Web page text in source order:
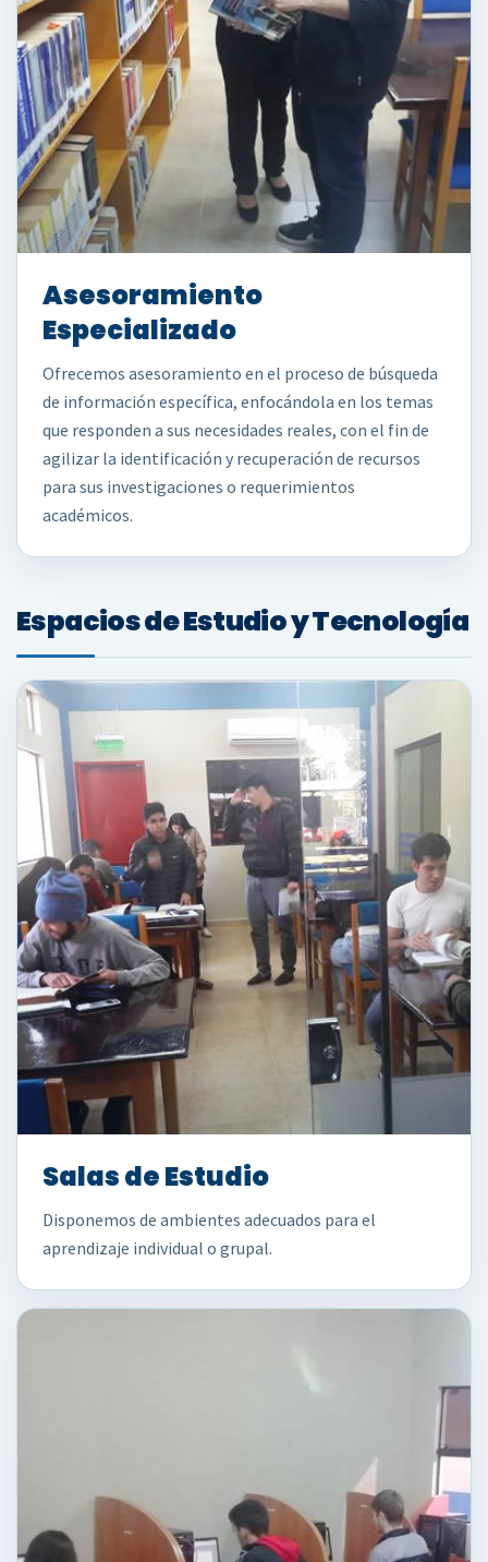
Asesoramiento
Especializado
Ofrecemos asesoramiento en el proceso de búsqueda
de información específica, enfocándola en los temas
que responden a sus necesidades reales, con el fin de
agilizar la identificación y recuperación de recursos
para sus investigaciones o requerimientos
académicos.
Espacios de Estudio y Tecnología
Salas de Estudio
Disponemos de ambientes adecuados para el
aprendizaje individual o grupal.